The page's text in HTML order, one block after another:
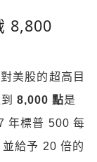
8,800
美股的超高目
到8,000 點是
年標普 500 每
給予 20 倍的